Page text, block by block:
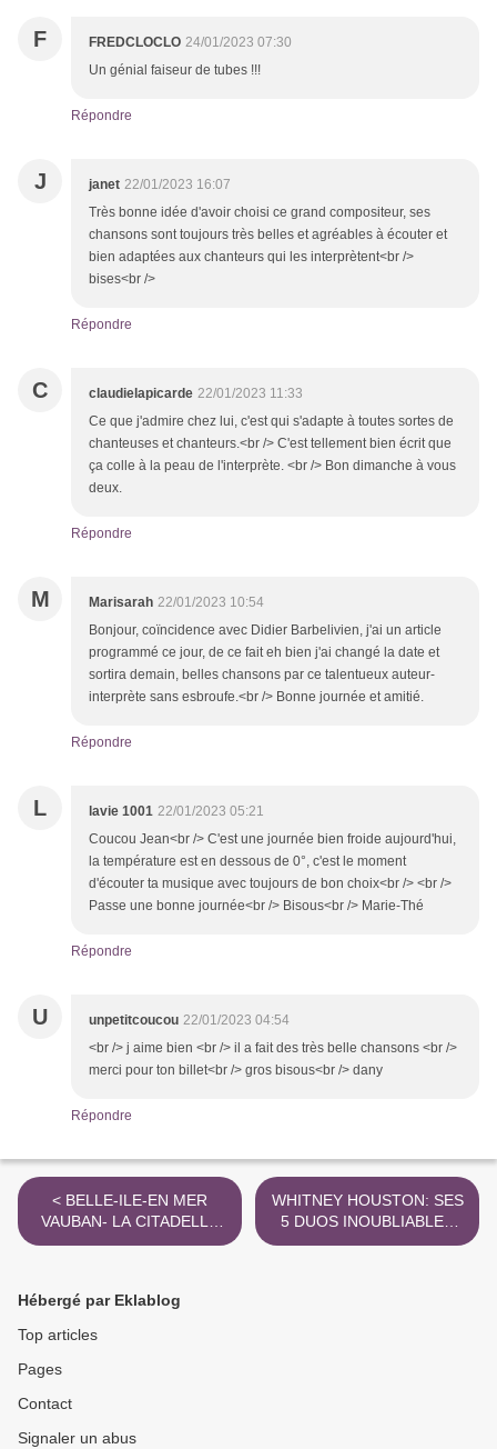
F FREDCLOCLO 24/01/2023 07:30
Un génial faiseur de tubes !!!
Répondre
J janet 22/01/2023 16:07
Très bonne idée d'avoir choisi ce grand compositeur, ses
chansons sont toujours très belles et agréables à écouter et
bien adaptées aux chanteurs qui les interprètent<br />
bises<br />
Répondre
C claudielapicarde 22/01/2023 11:33
Ce que j'admire chez lui, c'est qui s'adapte à toutes sortes de
chanteuses et chanteurs.<br /> C'est tellement bien écrit que
ça colle à la peau de l'interprète. <br /> Bon dimanche à vous
deux.
Répondre
M Marisarah 22/01/2023 10:54
Bonjour, coïncidence avec Didier Barbelivien, j'ai un article
programmé ce jour, de ce fait eh bien j'ai changé la date et
sortira demain, belles chansons par ce talentueux auteur-
interprète sans esbroufe.<br /> Bonne journée et amitié.
Répondre
L lavie 1001 22/01/2023 05:21
Coucou Jean<br /> C'est une journée bien froide aujourd'hui,
la température est en dessous de 0°, c'est le moment
d'écouter ta musique avec toujours de bon choix<br /> <br />
Passe une bonne journée<br /> Bisous<br /> Marie-Thé
Répondre
U unpetitcoucou 22/01/2023 04:54
<br /> j aime bien <br /> il a fait des très belle chansons <br />
merci pour ton billet<br /> gros bisous<br /> dany
Répondre
< BELLE-ILE-EN MER
VAUBAN- LA CITADELLE
SUR TIMBRE POSTE
WHITNEY HOUSTON: SES
5 DUOS INOUBLIABLES
MEMORABLES >
Hébergé par Eklablog
Top articles
Pages
Contact
Signaler un abus